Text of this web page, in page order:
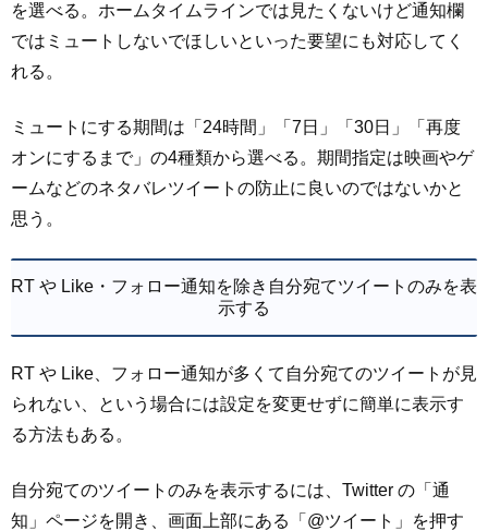
を選べる。ホームタイムラインでは見たくないけど通知欄
ではミュートしないでほしいといった要望にも対応してく
れる。
ミュートにする期間は「24時間」「7日」「30日」「再度
オンにするまで」の4種類から選べる。期間指定は映画やゲ
ームなどのネタバレツイートの防止に良いのではないかと
思う。
RT や Like・フォロー通知を除き自分宛てツイートのみを表
示する
RT や Like、フォロー通知が多くて自分宛てのツイートが見
られない、という場合には設定を変更せずに簡単に表示す
る方法もある。
自分宛てのツイートのみを表示するには、Twitter の「通
知」ページを開き、画面上部にある「@ツイート」を押す